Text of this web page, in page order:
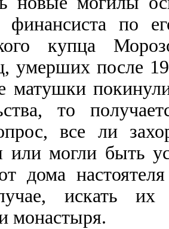
по
купца
умерших после
матушки
то
все ли
или могли быть
дома
искать их
монастыря.